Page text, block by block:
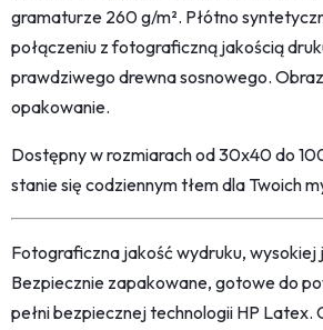
gramaturze 260 g/m². Płótno
połączeniu z fotograficzną jakością
prawdziwego drewna sosnowego.
opakowanie.
Dostępny w rozmiarach od 30x40 do
stanie się codziennym tłem dla Twoich
Fotograficzna jakość wydruku,
Bezpiecznie zapakowane, gotowe do
pełni bezpiecznej technologii HP